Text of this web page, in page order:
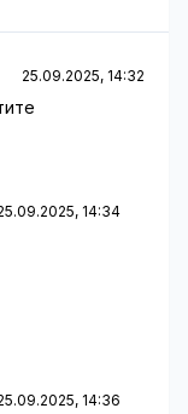
25.09.2025, 14:32
14:34
14:36